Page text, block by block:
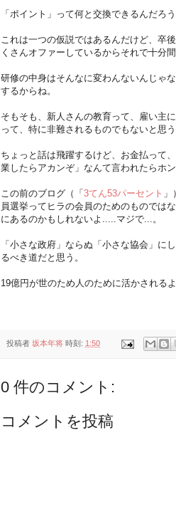
「ポイント」って何と交換できるんだろう
これは一つの仮説ではあるんだけど、卒
くさんオファーしているからそれで十分
研修の中身はそんなに変わんないんじゃ
するからね。
そもそも、新人さんの教育って、雇い主
って、特に非難されるものでもないと思う
ちょっと話は飛躍するけど、お金払って
業したらアカンぞ」なんて言われたらホ
この前のブログ（「 3てん53パーセント
員選挙ってヒラの会員のためのものでは
にあるのかもしれないよ.....マジで...。
「小さな政府」ならぬ「小さな協会」に
るべき道だと思う。
19億円が世のため人のために活かされる
投稿者 坂本年将 時刻: 1:50
0 件のコメント:
コメントを投稿